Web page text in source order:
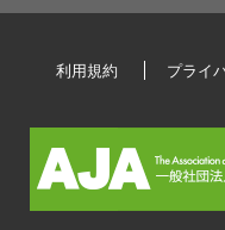
利用規約 プライ